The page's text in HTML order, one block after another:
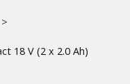
18 V (2 x 2.0 Ah)